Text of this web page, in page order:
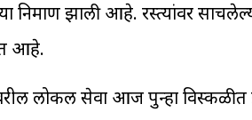
झाली आहे. रस्त्यांवर
आहे.
लोकल सेवा आज पुन्हा विस्कळीत